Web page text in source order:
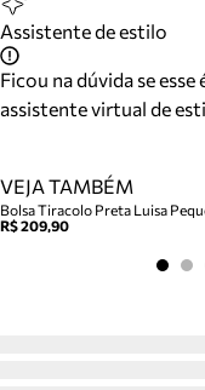
Assistente de estilo
Ficou na dúvida se
assistente virtual de
VEJA TAMBÉM
Bolsa Tiracolo Preta Luisa
R$ 209,90